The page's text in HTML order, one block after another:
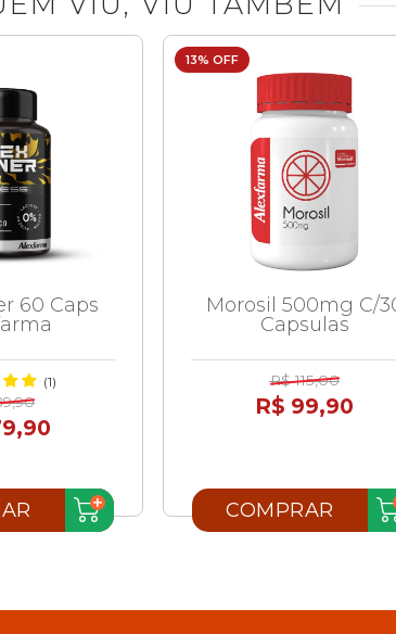
60 Caps
(1)
13% OFF
Morosil 500mg C/
Capsulas
R$ 115,00
R$ 99,90
COMPRAR